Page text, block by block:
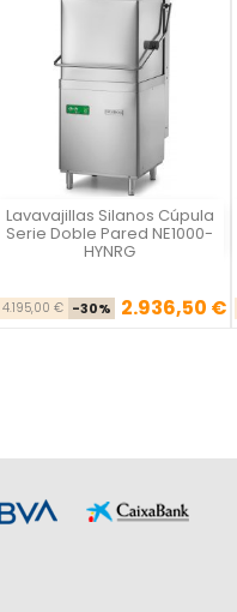
Lavavajillas Silanos Cúpula
Serie Doble Pared NE1000-
HYNRG
Precio base
4.195,00 € -30% Precio
2.936,50 €

Vista rápida